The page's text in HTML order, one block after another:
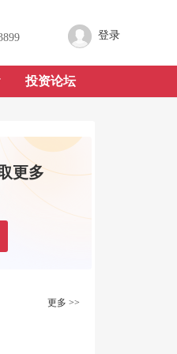
登录
投资论坛
更多
更多 >>